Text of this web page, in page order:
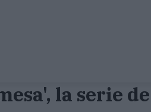
la serie